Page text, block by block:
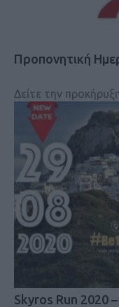
Προπονητική
Δείτε την
Skyros Run 2020